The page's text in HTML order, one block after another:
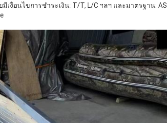
งื่อนไขการชำระเงิน: T/T, L/C ฯลฯ และมาตรฐาน: